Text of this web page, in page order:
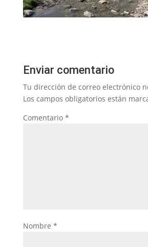
Enviar comentario
Tu dirección de correo electrónico
Los campos obligatorios están
Comentario *
Nombre *